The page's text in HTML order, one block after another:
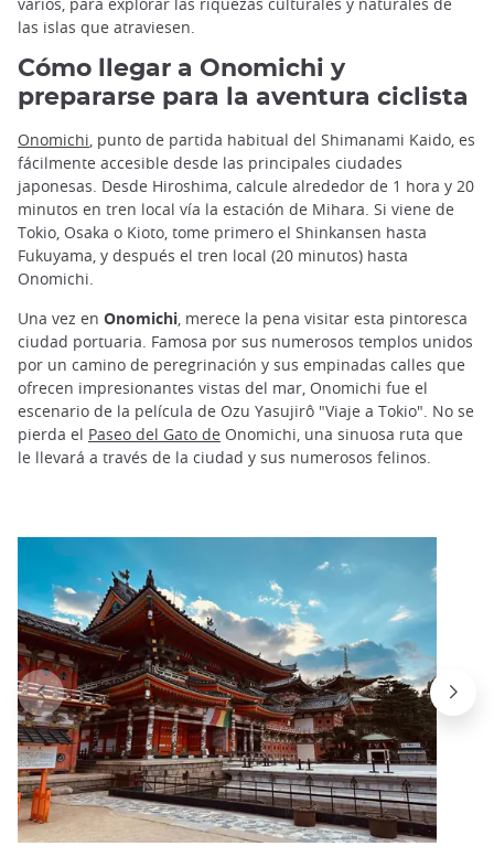
las islas que atraviesen.
Cómo llegar a Onomichi y
prepararse para la aventura ciclista
Onomichi, punto de partida habitual del Shimanami Kaido, es
fácilmente accesible desde las principales ciudades
japonesas. Desde Hiroshima, calcule alrededor de 1 hora y 20
minutos en tren local vía la estación de Mihara. Si viene de
Tokio, Osaka o Kioto, tome primero el Shinkansen hasta
Fukuyama, y después el tren local (20 minutos) hasta
Onomichi.
Una vez en Onomichi , merece la pena visitar esta pintoresca
ciudad portuaria. Famosa por sus numerosos templos unidos
por un camino de peregrinación y sus empinadas calles que
ofrecen impresionantes vistas del mar, Onomichi fue el
escenario de la película de Ozu Yasujirô "Viaje a Tokio". No se
pierda el Paseo del Gato de Onomichi, una sinuosa ruta que
le llevará a través de la ciudad y sus numerosos felinos.